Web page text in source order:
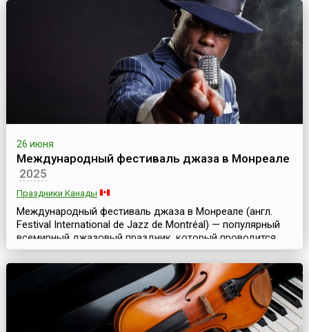
26 июня
Международный фестиваль джаза в Монреале
2025
Праздники Канады
Международный фестиваль джаза в Монреале (англ.
Festival International de Jazz de Montréal) — популярный
всемирный джазовый праздник, который проводится
ежегодно уже 40 лет. Этот знаменитый фестиваль
является важной достопримечательностью Монреаля —
старейшего из канадских городов. Расположенная на
берегу реки святого Лаврентия отлично
отреставрированная старая часть города, сохранившая